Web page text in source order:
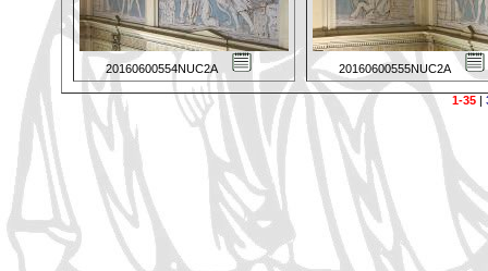
20160600554NUC2A 20160600555NUC2A
1-35|